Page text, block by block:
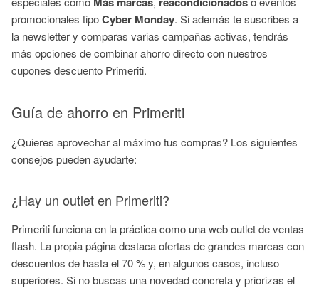
promocionales tipoCyber Monday. Si además te suscribes a
la newsletter y comparas varias campañas activas, tendrás
más opciones de combinar ahorro directo con nuestros
cupones descuento Primeriti.
Guía de ahorro en Primeriti
¿Quieres aprovechar al máximo tus compras? Los siguientes
consejos pueden ayudarte:
¿Hay un outlet en Primeriti?
Primeriti funciona en la práctica como una web outlet de ventas
flash. La propia página destaca ofertas de grandes marcas con
descuentos de hasta el 70 % y, en algunos casos, incluso
superiores. Si no buscas una novedad concreta y priorizas el